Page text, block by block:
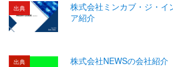
出典
株式会社ミンカブ・ジ・イ
ア紹介
出典 株式会社NEWSの会社紹介